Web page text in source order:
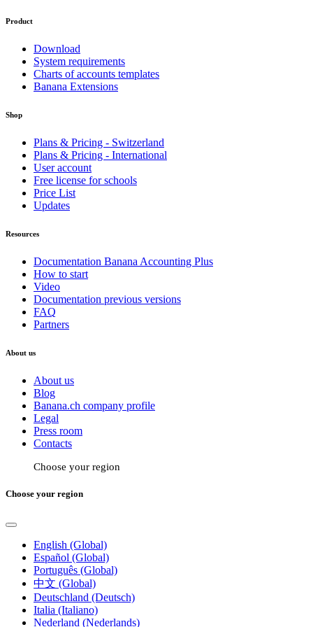
Product
Download
System requirements
Charts of accounts templates
Banana Extensions
Shop
Plans & Pricing - Switzerland
Plans & Pricing - International
User account
Free license for schools
Price List
Updates
Resources
Documentation Banana Accounting Plus
How to start
Video
Documentation previous versions
FAQ
Partners
About us
About us
Blog
Banana.ch company profile
Legal
Press room
Contacts
Choose your region
Choose your region
English (Global)
Español (Global)
Português (Global)
中文 (Global)
Deutschland (Deutsch)
Italia (Italiano)
Nederland (Nederlands)